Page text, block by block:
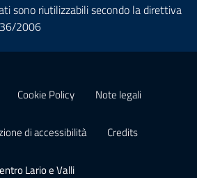
sono riutilizzabili secondo la direttiva
2006
Cookie Policy Note legali
di accessibilità Credits
Lario e Valli